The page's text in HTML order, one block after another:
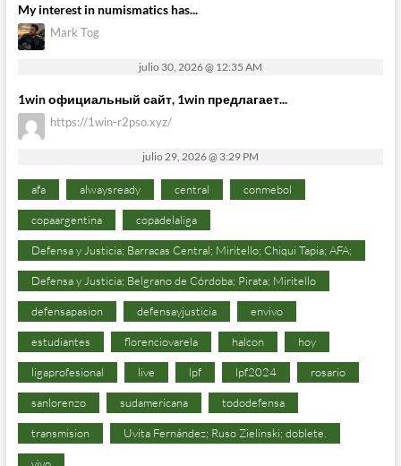
My interest in numismatics has...
Mark Tog
julio 30, 2026 @ 12:35 AM
1win официальный сайт, 1win предлагает...
https://1win-r2pso.xyz/
julio 29, 2026 @ 3:29 PM
afa alwaysready central conmebol
copaargentina copadelaliga
Defensa y Justicia; Barracas Central; Miritello; Chiqui Tapia; AFA;
Defensa y Justicia; Belgrano de Córdoba; Pirata; Miritello
defensapasion defensayjusticia envivo
estudiantes florenciovarela halcon hoy
ligaprofesional live lpf lpf2024 rosario
sanlorenzo sudamericana tododefensa
transmision Uvita Fernández; Ruso Zielinski; doblete.
vivo